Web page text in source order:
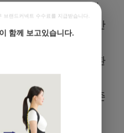
사람들과 관계를 맺
이때, 과거의 방식에만
않게 오해를 사거나
니다. 특히 디지털 환
더욱 중요해지고 있
을 먼저 생각하고, 존
며, 명확하고 간결하
랜드커넥트 수수료를 지급받습니다.
함께 보고있습니다.